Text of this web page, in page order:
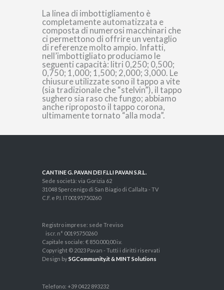
La linea di imbottigliamento è
completamente automatizzata e
composta di numerosi macchinari che
ci permettono di offrire un ventaglio
di referenze molto ampio. Infatti,
nell’imbottigliato produciamo le
seguenti capacità: litri 0,250; 0,500;
0,750; 1,000; 1,500; 2,000; 3,000. Le
chiusure utilizzate sono il tappo a vite
(sia tradizionale che “stelvin”), il tappo
sughero sia raso che fungo; abbiamo
anche riproposto il tappo corona,
ultimamente tornato “alla moda”.
CANTINE G. PAVAN DEI F.LLI PAVAN S.R.L.
Sede società: via Gorizia 62
31048 Spercenigo di San Biagio di Callalta - TV
C.F. e P.I. IT00195750260
Registro imprese: sede Treviso
iscr. n° 00195750260
Capitale sociale: € 850.000,00 i.v.
Copyright © 2023 Pavan - Tutti i diritti riservati
Design bySGCommunity.it & MINT Solutions
Telefono: +39 0422 893232